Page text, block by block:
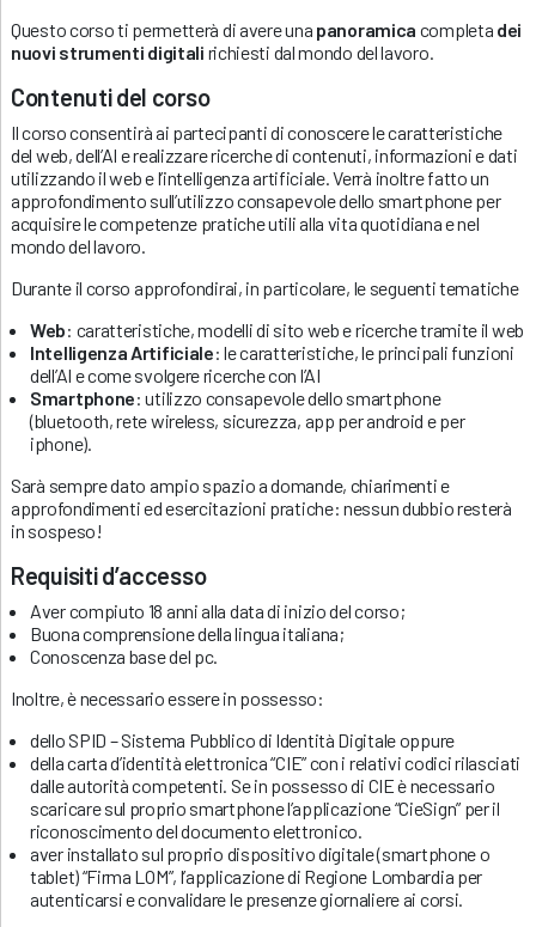
Questo corso ti permetterà di avere una panoramica completa dei
nuovi strumenti digitali richiesti dal mondo del lavoro.
Contenuti del corso
Il corso consentirà ai partecipanti di conoscere le caratteristiche
del web, dell’AI e realizzare ricerche di contenuti, informazioni e dati
utilizzando il web e l’intelligenza artificiale. Verrà inoltre fatto un
approfondimento sull’utilizzo consapevole dello smartphone per
acquisire le competenze pratiche utili alla vita quotidiana e nel
mondo del lavoro.
Durante il corso approfondirai, in particolare, le seguenti tematiche
Web: caratteristiche, modelli di sito web e ricerche tramite il web
Intelligenza Artificiale: le caratteristiche, le principali funzioni
dell’AI e come svolgere ricerche con l’AI
Smartphone: utilizzo consapevole dello smartphone
(bluetooth, rete wireless, sicurezza, app per android e per
iphone).
Sarà sempre dato ampio spazio a domande, chiarimenti e
approfondimenti ed esercitazioni pratiche: nessun dubbio resterà
in sospeso!
Requisiti d’accesso
Aver compiuto 18 anni alla data di inizio del corso;
Buona comprensione della lingua italiana;
Conoscenza base del pc.
Inoltre, è necessario essere in possesso:
dello SPID – Sistema Pubblico di Identità Digitale oppure
della carta d’identità elettronica “CIE” con i relativi codici rilasciati
dalle autorità competenti. Se in possesso di CIE è necessario
scaricare sul proprio smartphone l’applicazione “CieSign” per il
riconoscimento del documento elettronico.
aver installato sul proprio dispositivo digitale (smartphone o
tablet) “Firma LOM”, l’applicazione di Regione Lombardia per
autenticarsi e convalidare le presenze giornaliere ai corsi.